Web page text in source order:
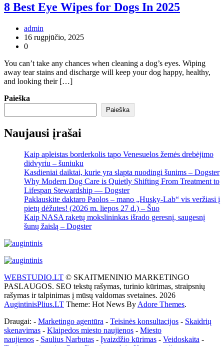
8 Best Eye Wipes for Dogs In 2025
admin
16 rugpjūčio, 2025
0
You can’t take any chances when cleaning a dog’s eyes. Wiping
away tear stains and discharge will keep your dog happy, healthy,
and looking their […]
Paieška
Paieška
Naujausi įrašai
Kaip apleistas borderkolis tapo Venesuelos žemės drebėjimo
didvyriu – šuniuku
Kasdieniai daiktai, kurie yra slapta nuodingi šunims – Dogster
Why Modern Dog Care is Quietly Shifting From Treatment to
Lifespan Stewardship — Dogster
Paklauskite daktaro Paolos – mano „Husky-Lab“ vis veržiasi į
pietų dėžutes! (2026 m. liepos 27 d.) – Šuo
Kaip NASA raketų mokslininkas išrado geresnį, saugesnį
šunų žaislą – Dogster
WEBSTUDIO.LT © SKAITMENINIO MARKETINGO
PASLAUGOS. SEO tekstų rašymas, turinio kūrimas, straipsnių
rašymas ir talpinimas į mūsų valdomas svetaines. 2026
AugintinisPlius.LT Theme: Hot News By Adore Themes.
Draugai: - Marketingo agentūra - Teisinės konsultacijos - Skaidrių
skenavimas - Klaipedos miesto naujienos - Miesto
naujienos - Saulius Narbutas - Įvaizdžio kūrimas - Veidoskaita -